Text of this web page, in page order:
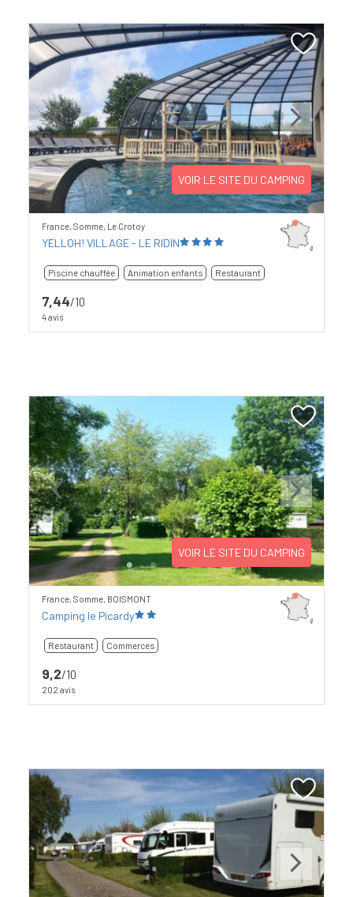
Previous Next
VOIR LE SITE DU CAMPING
France, Somme, Le Crotoy
YELLOH! VILLAGE - LE RIDIN
Piscine chauffée Animation enfants Restaurant
7,44/10
4 avis
Previous Next
VOIR LE SITE DU CAMPING
France, Somme, BOISMONT
Camping le Picardy
Restaurant Commerces
9,2/10
202 avis
Previous Next